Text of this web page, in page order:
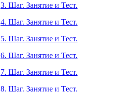
3. Шаг. Занятие и Тест.
4. Шаг. Занятие и Тест.
5. Шаг. Занятие и Тест.
6. Шаг. Занятие и Тест.
7. Шаг. Занятие и Тест.
8. Шаг. Занятие и Тест.